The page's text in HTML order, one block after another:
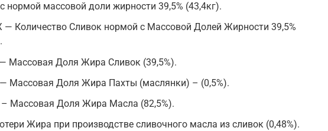
нормой массовой доли жирности 39,5% (43,4кг).
Количество Сливок нормой с Массовой Долей Жирности 39,5%
Доля Жира Сливок (39,5%).
Доля Жира Пахты (маслянки) – (0,5%).
Доля Жира Масла (82,5%).
Жира при производстве сливочного масла из сливок (0,48%).